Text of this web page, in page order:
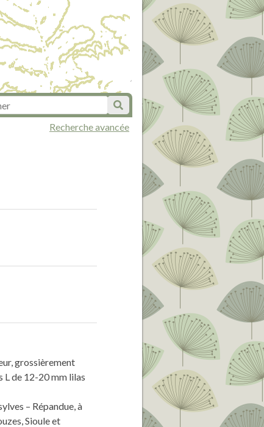
Recherche avancée
grossièrement
L de 12-20 mm lilas
– Répandue, à
Sioule et